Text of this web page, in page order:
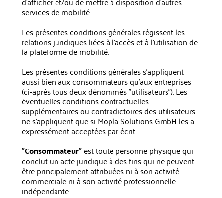
services de mobilité.
Les présentes conditions générales régissent les
relations juridiques liées à l'accès et à l'utilisation de
la plateforme de mobilité.
Les présentes conditions générales s'appliquent
aussi bien aux consommateurs qu'aux entreprises
(ci-après tous deux dénommés "utilisateurs"). Les
éventuelles conditions contractuelles
supplémentaires ou contradictoires des utilisateurs
ne s'appliquent que si Mopla Solutions GmbH les a
expressément acceptées par écrit.
"Consommateur"est toute personne physique qui
conclut un acte juridique à des fins qui ne peuvent
être principalement attribuées ni à son activité
commerciale ni à son activité professionnelle
indépendante.